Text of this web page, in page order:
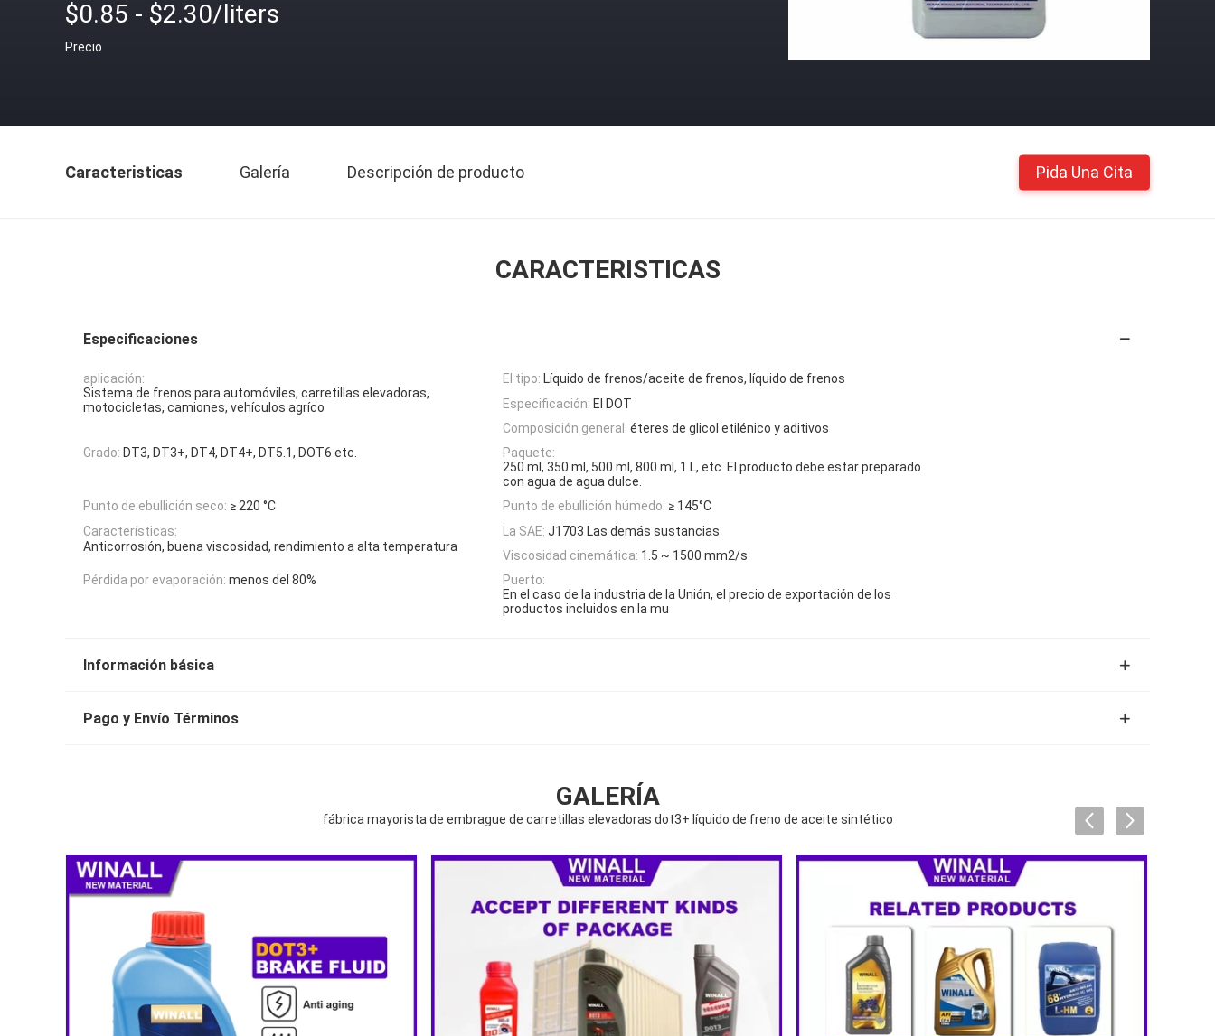
$0.85 - $2.30/liters
Precio
Caracteristicas Galería Descripción de producto Pida Una Cita
CARACTERISTICAS
Especificaciones
aplicación:
Sistema de frenos para automóviles, carretillas elevadoras,
motocicletas, camiones, vehículos agríco
El tipo: Líquido de frenos/aceite de frenos, líquido de frenos
Especificación: El DOT
Composición general: éteres de glicol etilénico y aditivos
Grado: DT3, DT3+, DT4, DT4+, DT5.1, DOT6 etc.
Paquete:
250 ml, 350 ml, 500 ml, 800 ml, 1 L, etc. El producto debe estar preparado
con agua de agua dulce.
Punto de ebullición seco: ≥ 220 °C Punto de ebullición húmedo: ≥ 145°C
Características:
Anticorrosión, buena viscosidad, rendimiento a alta temperatura
La SAE: J1703 Las demás sustancias
Viscosidad cinemática: 1.5 ~ 1500 mm2/s
Pérdida por evaporación: menos del 80%
Puerto:
En el caso de la industria de la Unión, el precio de exportación de los
productos incluidos en la mu
Información básica
Pago y Envío Términos
GALERÍA
fábrica mayorista de embrague de carretillas elevadoras dot3+ líquido de freno de aceite sintético